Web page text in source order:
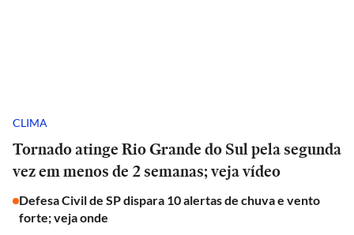
CLIMA
Tornado atinge Rio Grande do Sul pela segunda
vez em menos de 2 semanas; veja vídeo
Defesa Civil de SP dispara 10 alertas de chuva e vento
forte; veja onde